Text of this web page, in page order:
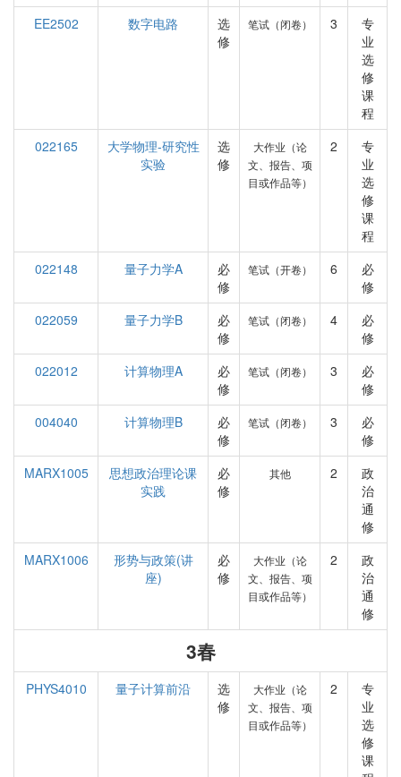
EE2502
数字电路
选
修
笔试（闭卷） 3
专
业
选
修
课
程
022165
大学物理-研究性
实验
选
修
大作业（论
文、报告、项
目或作品等）
2
专
业
选
修
课
程
022148
量子力学A
必
修
笔试（开卷） 6
必
修
022059
量子力学B
必
修
笔试（闭卷） 4
必
修
022012
计算物理A
必
修
笔试（闭卷） 3
必
修
004040
计算物理B
必
修
笔试（闭卷） 3
必
修
MARX1005
思想政治理论课
实践
必
修
其他 2
政
治
通
修
MARX1006
形势与政策(讲
座)
必
修
大作业（论
文、报告、项
目或作品等）
2
政
治
通
修
3春
PHYS4010 量子计算前沿
选
修
大作业（论
文、报告、项
目或作品等）
2
专
业
选
修
课